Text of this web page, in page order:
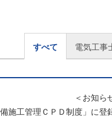
すべて 電気工事
＜お知ら
施工管理ＣＰＤ制度」に登